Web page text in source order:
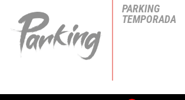
PARKING
TEMPORADA